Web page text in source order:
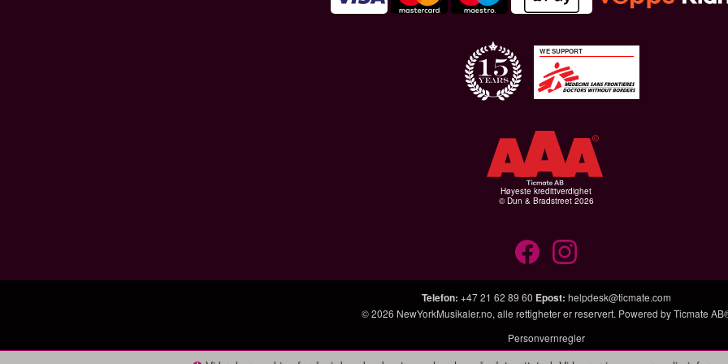
WE SUPPORT
Høyeste kredittverdighet
© Dun & Bradstreet 2026
Telefon: +47 21 62 89 60 Epost: helpdesk@ticmate.com
© 2026 NewYorkMusikaler.no, alle rettigheter er reservert. Powered byTicmate
Personvernregler